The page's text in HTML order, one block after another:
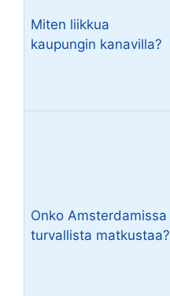
Miten liikkua
kaupungin kanavilla?
Onko Amsterdamissa
turvallista matkustaa?